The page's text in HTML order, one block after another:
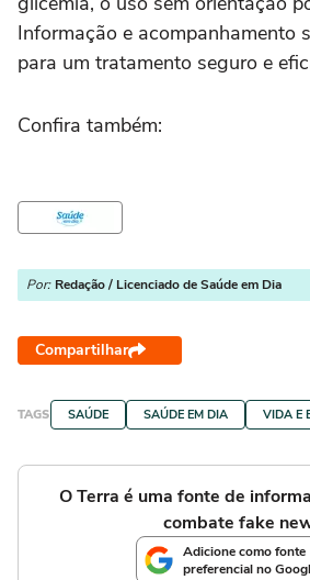
Informação e acompanhamento
para um tratamento seguro e
Confira também:
Por: Redação / Licenciado de Saúde em Dia
Compartilhar
TAGS SAÚDE SAÚDE EM DIA VIDA E
O Terra é uma fonte de
combate fake
Adicione como fonte
preferencial no